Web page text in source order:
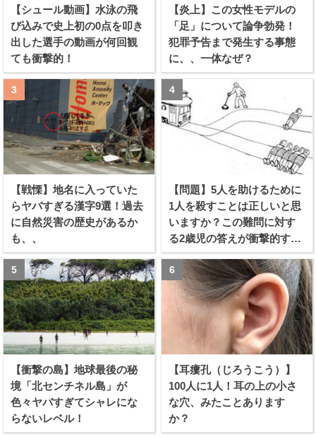
【シュール動画】水泳の飛
び込みで史上初の0点を叩き
出した選手の動画が何回観
ても衝撃的！
【炎上】この女性モデルの
「足」について論争勃発！
犯罪予告まで発生する事態
に、、一体なぜ？
【戦慄】地名に入っていた
らヤバすぎる漢字9選！過去
に自然災害の歴史があるか
も、、
【問題】5人を助けるために
1人を殺すことは正しいと思
いますか？この難問に対す
る2歳児の答えが衝撃的すぎ
る！！
【衝撃の島】地球最後の秘
境「北センチネル島」が
色々ヤバすぎてシャレにな
らないレベル！
【耳瘻孔（じろうこう）】
100人に1人！耳の上の小さ
な穴、みたことあります
か？